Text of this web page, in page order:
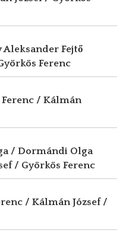
Aleksander Fejtő
Ferenc
Ferenc / Kálmán
/ Dormándi Olga
/ Györkös Ferenc
/ Kálmán József /